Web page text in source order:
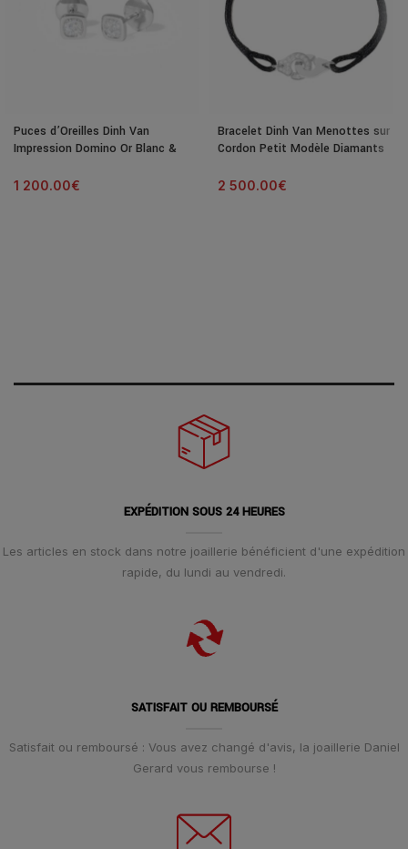
Puces d’Oreilles Dinh Van
Impression Domino Or Blanc &
1 200.00€
Bracelet Dinh Van Menottes sur
Cordon Petit Modèle Diamants
2 500.00€
EXPÉDITION SOUS 24 HEURES
Les articles en stock dans notre joaillerie bénéficient d'une expédition
rapide, du lundi au vendredi.
SATISFAIT OU REMBOURSÉ
Satisfait ou remboursé : Vous avez changé d'avis, la joaillerie Daniel
Gerard vous rembourse !